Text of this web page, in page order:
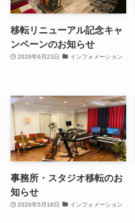
移転リニューアル記念キャ
ンペーンのお知らせ
2026年6月23日 インフォメーション
事務所・スタジオ移転のお
知らせ
2026年5月18日 インフォメーション